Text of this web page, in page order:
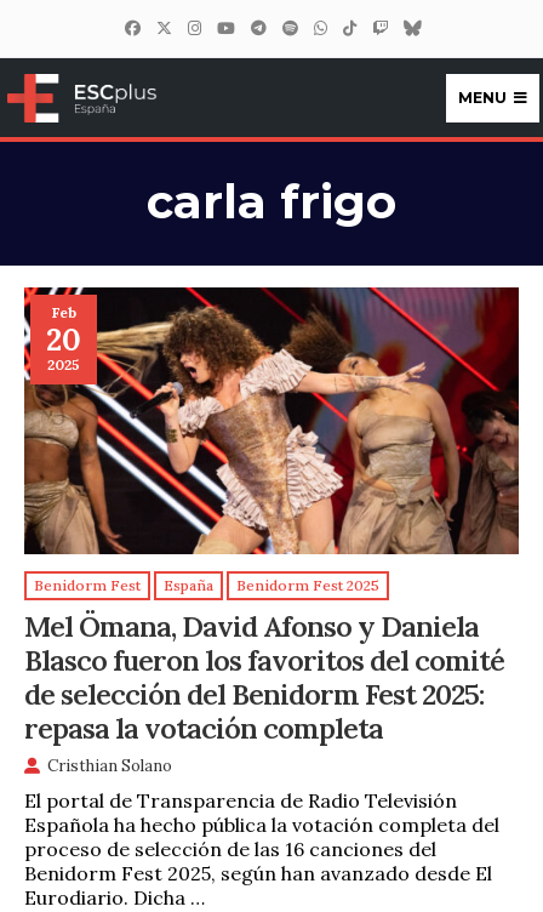
ESCplus España
MENU
carla frigo
Feb
20
2025
Benidorm Fest España Benidorm Fest 2025
Mel Ömana, David Afonso y Daniela
Blasco fueron los favoritos del comité
de selección del Benidorm Fest 2025:
repasa la votación completa
Cristhian Solano
El portal de Transparencia de Radio Televisión
Española ha hecho pública la votación completa del
proceso de selección de las 16 canciones del
Benidorm Fest 2025, según han avanzado desde El
Eurodiario. Dicha …